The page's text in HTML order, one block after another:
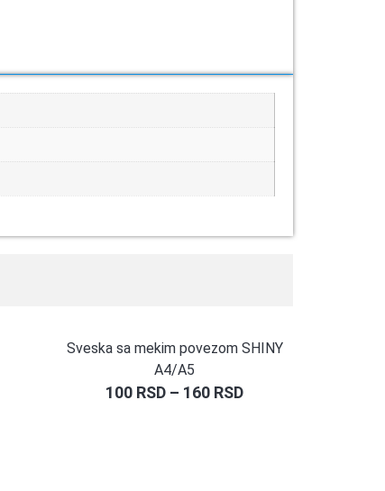
Sveska sa mekim povezom SHINY
A4/A5
100 RSD – 160 RSD